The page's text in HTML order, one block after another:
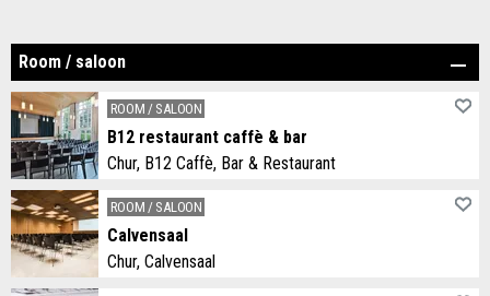
Room / saloon
ROOM / SALOON
B12 restaurant caffè & bar
Chur, B12 Caffè, Bar & Restaurant
ROOM / SALOON
Calvensaal
Chur, Calvensaal